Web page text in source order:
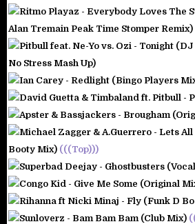
Ritmo Playaz - Everybody Loves The
Alan Tremain Peak Time Stomper Remix)
Pitbull feat. Ne-Yo vs. Ozi - Tonight
No Stress Mash Up)
Ian Carey - Redlight (Bingo Players
David Guetta & Timbaland ft. Pitbull -
Apster & Bassjackers - Brougham
Michael Zagger & A.Guerrero - Lets
Booty Mix) (((Top)))
Superbad Deejay - Ghostbusters
Congo Kid - Give Me Some (Original
Rihanna ft Nicki Minaj - Fly (Funk D
Sunloverz - Bam Bam Bam (Club Mix)